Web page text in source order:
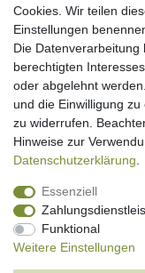
KONTAKT
FloraPren GmbH
0365 / 800 97 43
Info@Lixum.de
Montag - Freitag,
Cookies. Wir teilen
Einstellungen
Die
berechtigten
oder abgelehnt
und die Einwilligung
zu widerrufen.
Hinweise zur
Daten­schutz­erklärung
Essenziell
Funktional
Weitere Einstellungen